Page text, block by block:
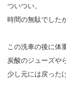
ついつい。
時間の無駄でした
この洗車の後に体
炭酸のジューズや
少し元には戻った